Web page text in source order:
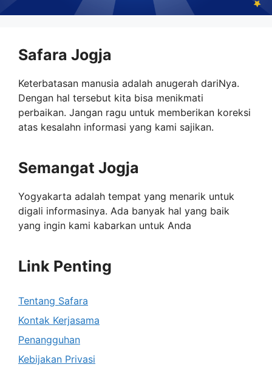
Safara Jogja
Keterbatasan manusia adalah anugerah dariNya.
Dengan hal tersebut kita bisa menikmati
perbaikan. Jangan ragu untuk memberikan koreksi
atas kesalahn informasi yang kami sajikan.
Semangat Jogja
Yogyakarta adalah tempat yang menarik untuk
digali informasinya. Ada banyak hal yang baik
yang ingin kami kabarkan untuk Anda
Link Penting
Tentang Safara
Kontak Kerjasama
Penangguhan
Kebijakan Privasi